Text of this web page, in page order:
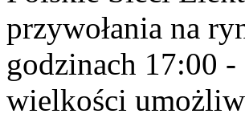
przywołania na
godzinach 17:00
wielkości